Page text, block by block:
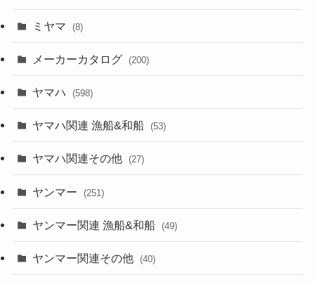
ミヤマ (8)
メーカーカタログ (200)
ヤマハ (598)
ヤマハ関連 漁船&和船 (53)
ヤマハ関連その他 (27)
ヤンマー (251)
ヤンマー関連 漁船&和船 (49)
ヤンマー関連その他 (40)